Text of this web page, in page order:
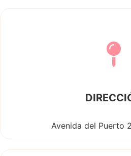
Avenida del Puerto